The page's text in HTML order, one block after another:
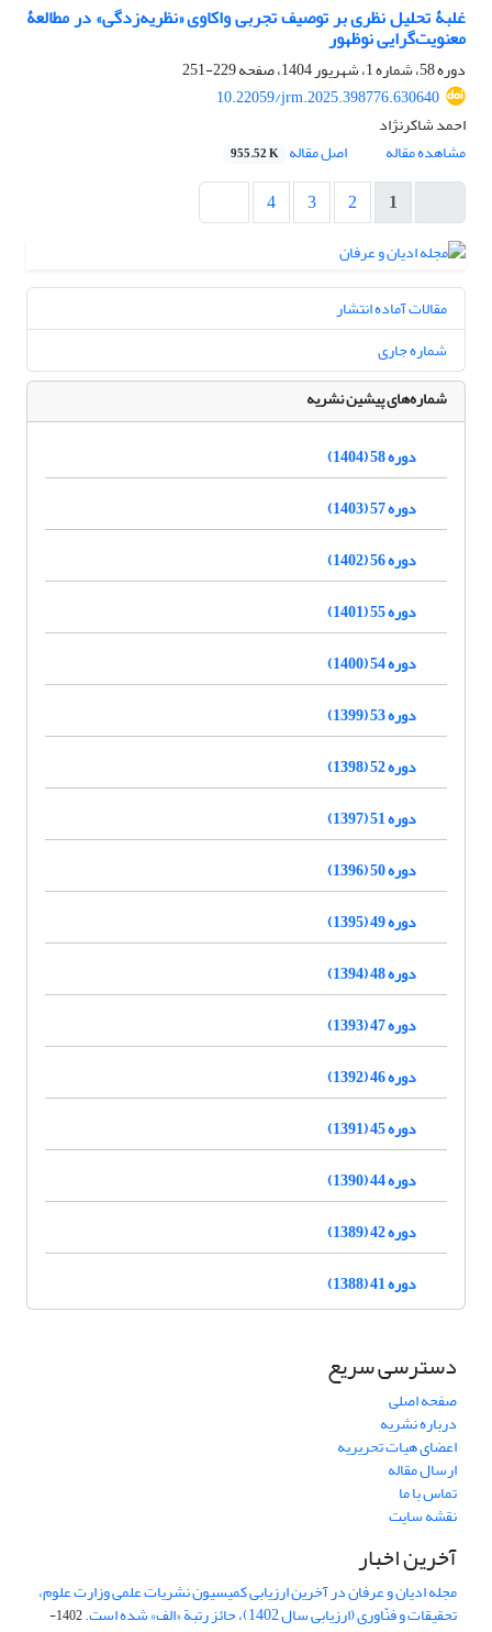
غلبۀ تحلیل‌ نظری بر توصیف تجربی‏ واکاوی «نظریه‌زدگی» در مطالعۀ
معنویت‌گرایی نوظهور
دوره 58، شماره 1، شهریور 1404، صفحه
229-251
10.22059/jrm.2025.398776.630640
احمد شاکرنژاد
مشاهده مقاله
اصل مقاله 955.52 K
1
2
3
4
مقالات آماده انتشار
شماره جاری
شماره‌های پیشین نشریه
دوره 58 (1404)
دوره 57 (1403)
دوره 56 (1402)
دوره 55 (1401)
دوره 54 (1400)
دوره 53 (1399)
دوره 52 (1398)
دوره 51 (1397)
دوره 50 (1396)
دوره 49 (1395)
دوره 48 (1394)
دوره 47 (1393)
دوره 46 (1392)
دوره 45 (1391)
دوره 44 (1390)
دوره 42 (1389)
دوره 41 (1388)
دسترسی سریع
صفحه اصلی
درباره نشریه
اعضای هیات تحریریه
ارسال مقاله
تماس با ما
نقشه سایت
آخرین اخبار
مجله ادیان و عرفان در آخرین ارزیابی کمیسیون نشریات علمی وزارت علوم،
تحقیقات و فنّاوری (ارزیابی سال 1402)، حائز رتبة «الف» شده است.
1402-